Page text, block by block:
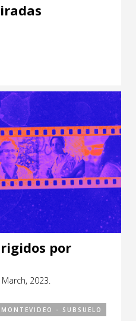
por
2023.
MONTEVIDEO - SUBSUELO